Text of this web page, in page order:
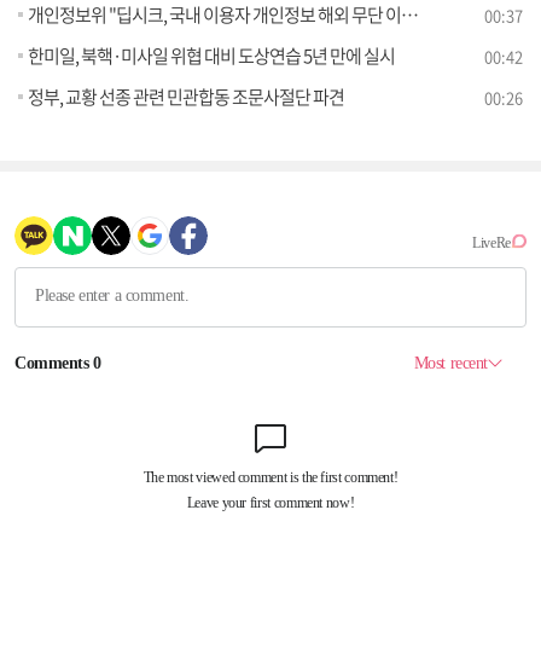
개인정보위 "딥시크, 국내 이용자 개인정보 해외 무단 이전" 00:37
한미일, 북핵·미사일 위협 대비 도상연습 5년 만에 실시 00:42
정부, 교황 선종 관련 민관합동 조문사절단 파견 00:26